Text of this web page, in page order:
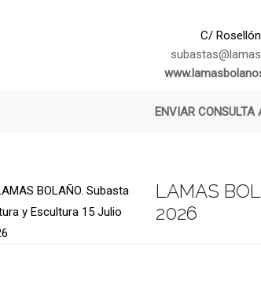
C/
ENVIAR
LAMAS
2026